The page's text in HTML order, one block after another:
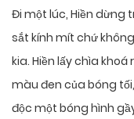
Đi một lúc, Hiền dừng
sắt kính mít chứ
kia. Hiền lấy chìa
màu đen của bóng
độc một bóng hình